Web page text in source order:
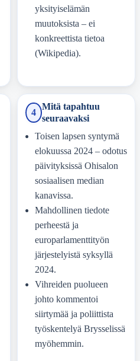
yksityiselämän
muutoksista – ei
konkreettista tietoa
(Wikipedia).
4
Mitä tapahtuu
seuraavaksi
Toisen lapsen syntymä
elokuussa 2024 – odotus
päivityksissä Ohisalon
sosiaalisen median
kanavissa.
Mahdollinen tiedote
perheestä ja
europarlamenttityön
järjestelyistä syksyllä
2024.
Vihreiden puolueen
johto kommentoi
siirtymää ja poliittista
työskentelyä Brysselissä
myöhemmin.